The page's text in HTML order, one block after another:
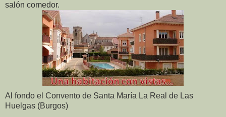
salón comedor.
Al fondo el Convento de Santa María La Real de Las
Huelgas (Burgos)